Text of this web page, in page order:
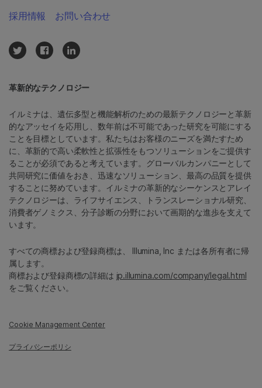
革新的なテクノロジー
イルミナは、遺伝多型と機能解析のための最新テクノロジーと革新
的なアッセイを応用し、数年前は不可能であった研究を可能にする
ことを目標としています。私たちはお客様のニーズを満たすため
に、革新的で高い柔軟性と拡張性をもつソリューションをご提供す
ることが必須であると考えています。グローバルカンパニーとして
共同研究に価値をおき、迅速なソリューション、最高の品質を提供
することに努めています。イルミナの革新的なシーケンスとアレイ
テクノロジーは、ライフサイエンス、トランスレーショナル研究、
消費者ゲノミクス、分子診断の分野において画期的な進歩を支えて
います。
すべての商標および登録商標は、 Illumina, Inc または各所有者に帰
属します。
商標および登録商標の詳細は jp.illumina.com/company/legal.html
をご覧ください。
Cookie Management Center
プライバシーポリシ
採用情報 お問い合わせ